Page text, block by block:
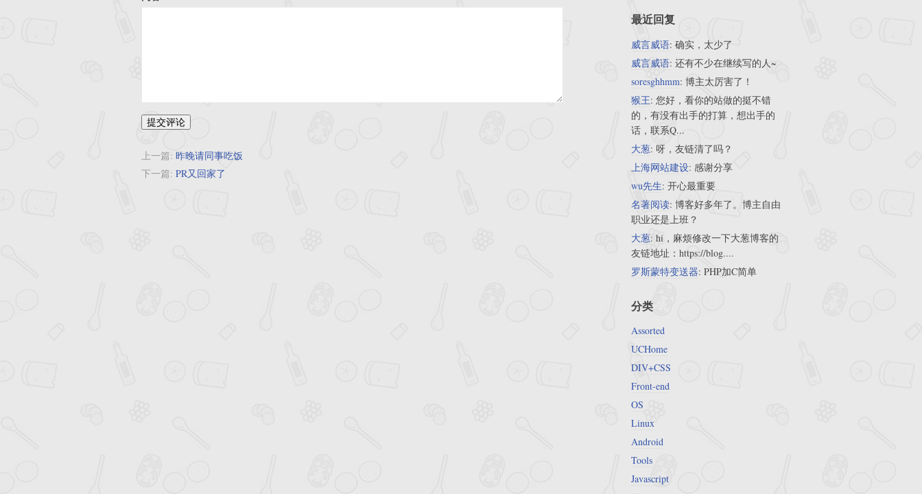
提交评论
上一篇: 昨晚请同事吃饭
下一篇: PR又回家了
最近回复
威言威语: 确实，太少了
威言威语: 还有不少在继续写的人~
soresghhmm: 博主太厉害了！
猴王: 您好，看你的站做的挺不错
的，有没有出手的打算，想出手的
话，联系Q...
大葱: 呀，友链清了吗？
上海网站建设: 感谢分享
wu先生: 开心最重要
名著阅读: 博客好多年了。博主自由
职业还是上班？
大葱: hi，麻烦修改一下大葱博客的
友链地址：https://blog....
罗斯蒙特变送器: PHP加C简单
分类
Assorted
UCHome
DIV+CSS
Front-end
OS
Linux
Android
Tools
Javascript